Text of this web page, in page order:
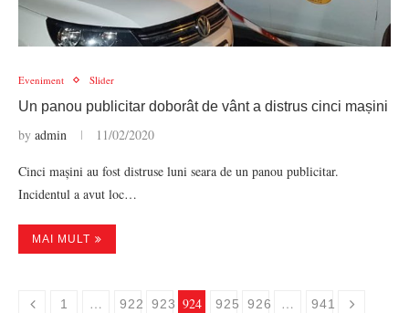
Eveniment Slider
Un panou publicitar doborât de vânt a distrus cinci mașini
by admin 11/02/2020
Cinci mașini au fost distruse luni seara de un panou publicitar.
Incidentul a avut loc…
MAI MULT
1 … 922 923 924 925 926 … 941